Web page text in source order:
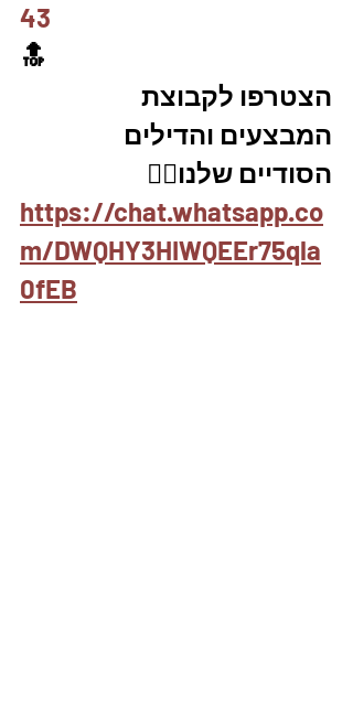
43
🔝
הצטרפו לקבוצת
המבצעים והדילים
הסודיים שלנו👇🏼
https://chat.whatsapp.co
m/DWQHY3HIWQEEr75qla
0fEB